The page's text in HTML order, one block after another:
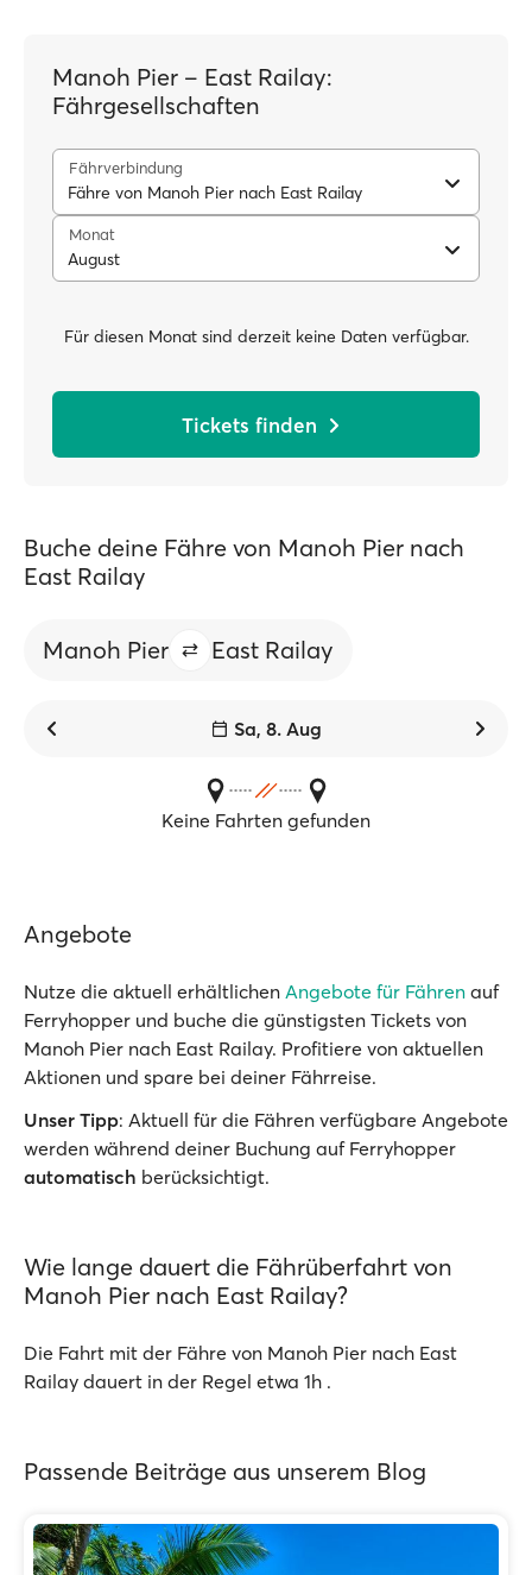
Manoh Pier – East Railay:
Fährgesellschaften
Fährverbindung
Fähre von Manoh Pier nach East Railay
Monat
August
Für diesen Monat sind derzeit keine Daten verfügbar.
Tickets finden
Buche deine Fähre von Manoh Pier nach
East Railay
Manoh Pier East Railay
Sa, 8. Aug
Keine Fahrten gefunden
Angebote
Nutze die aktuell erhältlichen Angebote für Fähren auf
Ferryhopper und buche die günstigsten Tickets von
Manoh Pier nach East Railay. Profitiere von aktuellen
Aktionen und spare bei deiner Fährreise.
Unser Tipp: Aktuell für die Fähren verfügbare Angebote
werden während deiner Buchung auf Ferryhopper
automatisch berücksichtigt.
Wie lange dauert die Fährüberfahrt von
Manoh Pier nach East Railay?
Die Fahrt mit der Fähre von Manoh Pier nach East
Railay dauert in der Regel etwa 1h .
Passende Beiträge aus unserem Blog